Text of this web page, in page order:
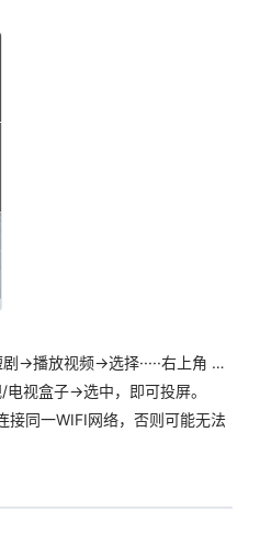
->播放视频->选择·····右上角 …
视盒子->选中，即可投屏。
接同一WIFI网络，否则可能无法